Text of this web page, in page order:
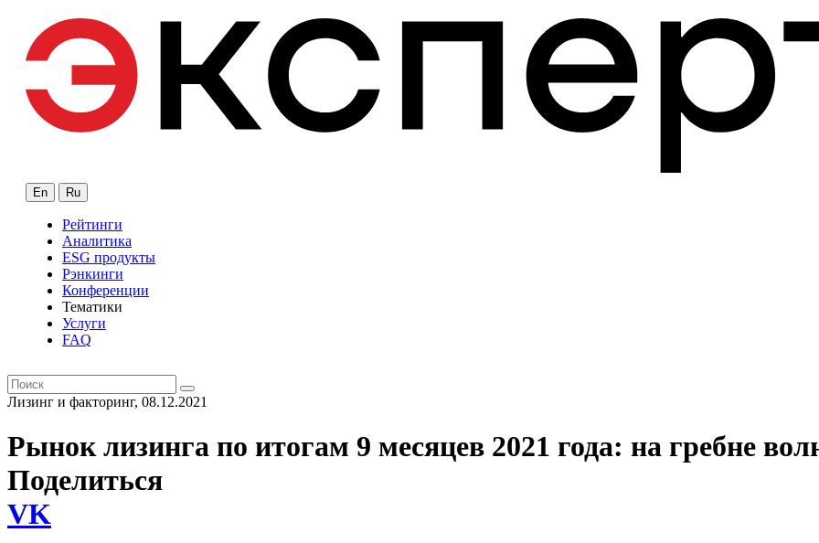
En Ru
Рейтинги
Аналитика
ESG продукты
Рэнкинги
Конференции
Тематики
Услуги
FAQ
Лизинг и факторинг, 08.12.2021
Рынок лизинга по итогам 9 месяцев 2021 года: на гребне
Поделиться
VK